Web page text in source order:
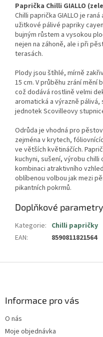
Paprička Chilli GIALLO
Chilli paprička GIALLO je
užitkové pálivé papriky
bujným růstem a vysokou
nejen na záhoně, ale i při
terasách.
Plody jsou štíhlé, mírně
15 cm. V průběhu zrání
což dodává rostlině velmi
aromatická a výrazně pálivá,
jednotek Scovilleovy
Odrůda je vhodná pro
zejména v krytech,
ve větších květináčích.
kuchyni, sušení, výrobu chilli
kombinaci atraktivního
oblíbenou volbou jak mezi
pikantních pokrmů.
Doplňkové parametry
Kategorie: Chilli papričky
EAN: 8590811821564
Informace pro vás
O nás
Moje objednávka